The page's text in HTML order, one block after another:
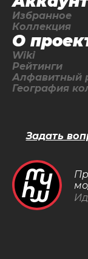
Избранное
Коллекция
О
Wiki
Рейтинги
Алфавитный
География
Задать